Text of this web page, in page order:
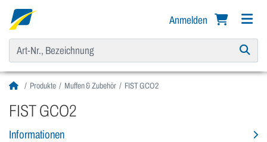
Anmelden
Produkte Muffen & Zubehör FIST GCO2
FIST GCO2
Informationen